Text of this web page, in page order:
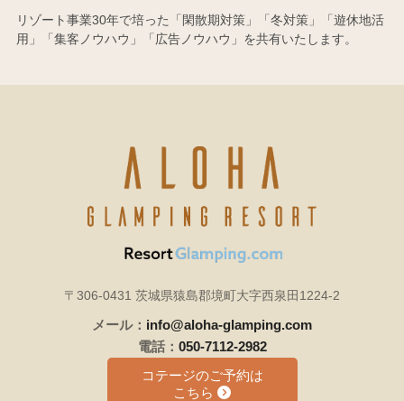
リゾート事業30年で培った「閑散期対策」「冬対策」「遊休地活
用」「集客ノウハウ」「広告ノウハウ」を共有いたします。
〒306-0431 茨城県猿島郡境町大字西泉田1224-2
メール： info@aloha-glamping.com
電話： 050-7112-2982
コテージのご予約は
こちら